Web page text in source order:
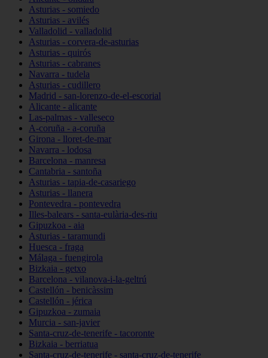
Asturias - somiedo
Asturias - avilés
Valladolid - valladolid
Asturias - corvera-de-asturias
Asturias - quirós
Asturias - cabranes
Navarra - tudela
Asturias - cudillero
Madrid - san-lorenzo-de-el-escorial
Alicante - alicante
Las-palmas - valleseco
A-coruña - a-coruña
Girona - lloret-de-mar
Navarra - lodosa
Barcelona - manresa
Cantabria - santoña
Asturias - tapia-de-casariego
Asturias - llanera
Pontevedra - pontevedra
Illes-balears - santa-eulària-des-riu
Gipuzkoa - aia
Asturias - taramundi
Huesca - fraga
Málaga - fuengirola
Bizkaia - getxo
Barcelona - vilanova-i-la-geltrú
Castellón - benicàssim
Castellón - jérica
Gipuzkoa - zumaia
Murcia - san-javier
Santa-cruz-de-tenerife - tacoronte
Bizkaia - berriatua
Santa-cruz-de-tenerife - santa-cruz-de-tenerife